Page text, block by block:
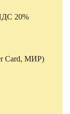
20%
Card, МИР)